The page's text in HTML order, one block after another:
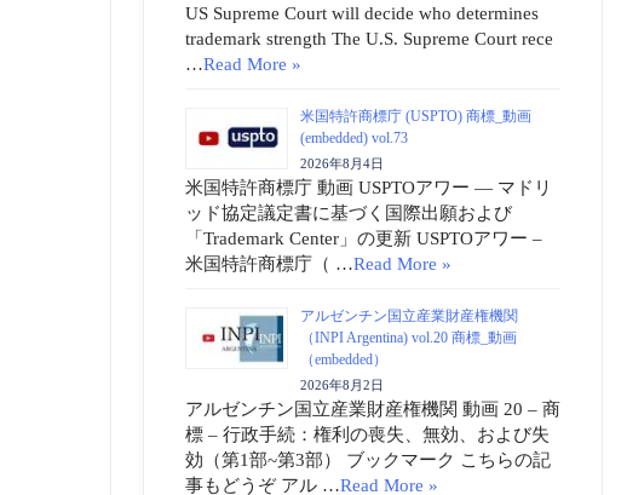
US Supreme Court will decide who determines
trademark strength The U.S. Supreme Court rece
…Read More »
米国特許商標庁 (USPTO) 商標_動画
(embedded) vol.73
2026年8月4日
米国特許商標庁 動画 USPTOアワー ― マドリ
ッド協定議定書に基づく国際出願および
「Trademark Center」の更新 USPTOアワー –
米国特許商標庁（ …Read More »
アルゼンチン国立産業財産権機関
（INPI Argentina) vol.20 商標_動画
（embedded）
2026年8月2日
アルゼンチン国立産業財産権機関 動画 20 – 商
標 – 行政手続：権利の喪失、無効、および失
効（第1部~第3部） ブックマーク こちらの記
事もどうぞ アル …Read More »